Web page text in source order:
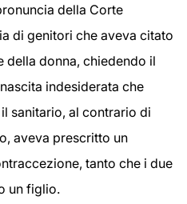
della Corte
di genitori che aveva citato
della donna, chiedendo il
indesiderata che
sanitario, al contrario di
aveva prescritto un
tanto che i due
un figlio.